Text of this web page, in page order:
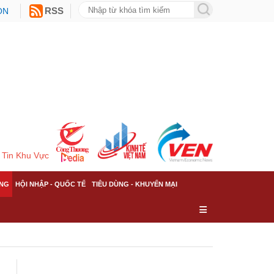
RSS
Tin Khu Vực
HỘI NHẬP - QUỐC TẾ TIÊU DÙNG - KHUYẾN MẠI